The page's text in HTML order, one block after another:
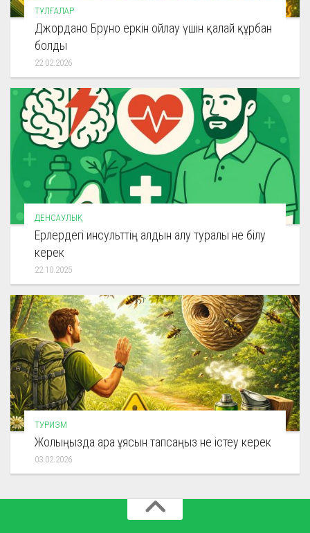
ТҰЛҒАЛАР
Джордано Бруно еркін ойлау үшін қалай құрбан
болды
22.02.2026
ДЕНСАУЛЫҚ
Ерлердегі инсульттің алдын алу туралы не білу
керек
22.10.2025
ТУРИЗМ
Жолыңызда ара ұясын тапсаңыз не істеу керек
03.02.2026